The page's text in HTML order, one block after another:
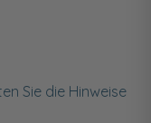
Sie die Hinweise